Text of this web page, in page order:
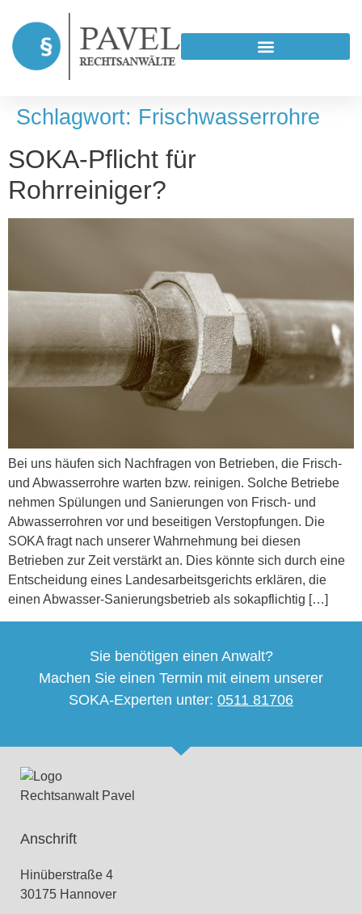
Schlagwort: Frischwasserrohre
SOKA-Pflicht für
Rohrreiniger?
Bei uns häufen sich Nachfragen von Betrieben, die Frisch-
und Abwasserrohre warten bzw. reinigen. Solche Betriebe
nehmen Spülungen und Sanierungen von Frisch- und
Abwasserrohren vor und beseitigen Verstopfungen. Die
SOKA fragt nach unserer Wahrnehmung bei diesen
Betrieben zur Zeit verstärkt an. Dies könnte sich durch eine
Entscheidung eines Landesarbeitsgerichts erklären, die
einen Abwasser-Sanierungsbetrieb als sokapflichtig […]
Sie benötigen einen Anwalt?
Machen Sie einen Termin mit einem unserer
SOKA-Experten unter: 0511 81706
Anschrift
Hinüberstraße 4
30175 Hannover